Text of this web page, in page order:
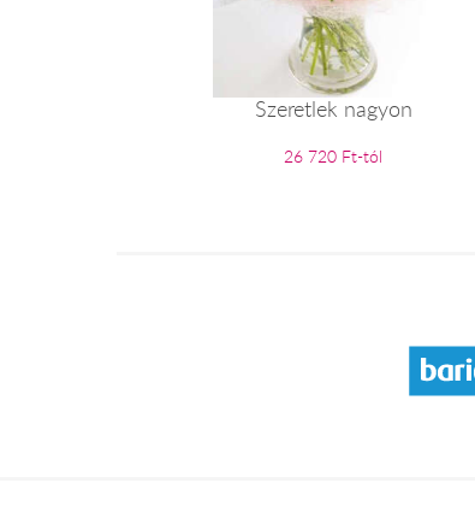
Szeretlek nagyon
26 720 Ft-tól